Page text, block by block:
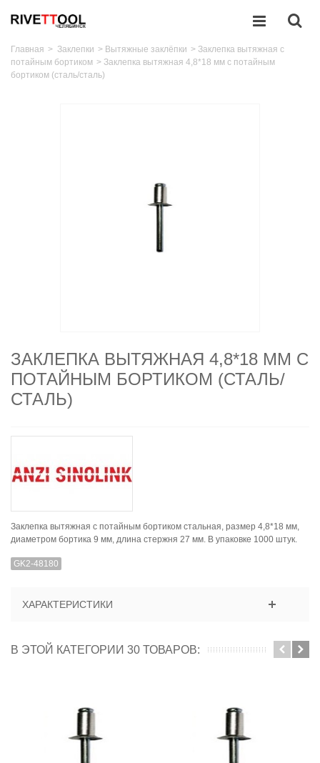
Главная > Заклепки > Вытяжные заклёпки > Заклепка вытяжная с
потайным бортиком > Заклепка вытяжная 4,8*18 мм с потайным
бортиком (сталь/сталь)
ЗАКЛЕПКА ВЫТЯЖНАЯ 4,8*18 ММ С
ПОТАЙНЫМ БОРТИКОМ (СТАЛЬ/
СТАЛЬ)
Заклепка вытяжная с потайным бортиком стальная, размер 4,8*18 мм,
диаметром бортика 9 мм, длина стержня 27 мм. В упаковке 1000 штук.
GK2-48180
ХАРАКТЕРИСТИКИ
В ЭТОЙ КАТЕГОРИИ 30 ТОВАРОВ: